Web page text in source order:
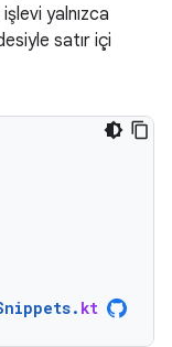
işlevi yalnızca
satır içi
. kt